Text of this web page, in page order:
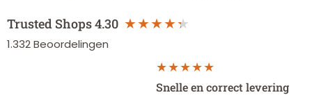
Trusted Shops4.30
1.332Beoordelingen
Snelle en correct levering